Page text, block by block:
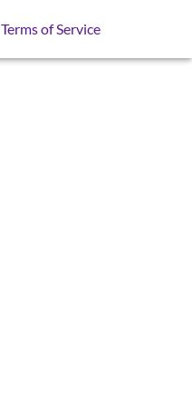
Terms of Service